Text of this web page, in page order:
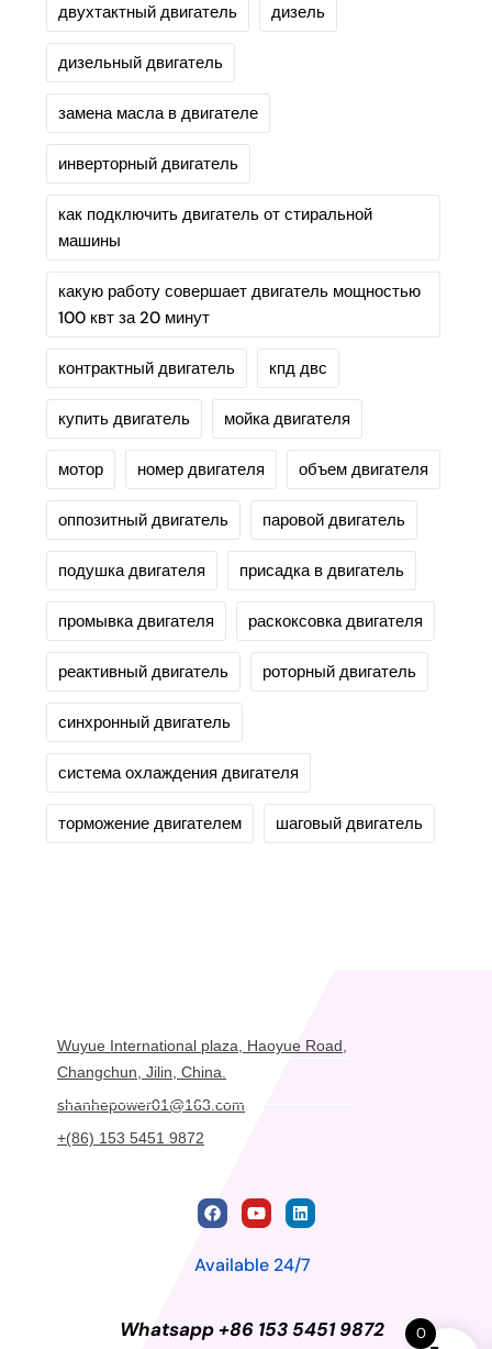
двухтактный двигатель дизель
дизельный двигатель
замена масла в двигателе
инверторный двигатель
как подключить двигатель от стиральной
машины
какую работу совершает двигатель мощностью
100 квт за 20 минут
контрактный двигатель кпд двс
купить двигатель мойка двигателя
мотор номер двигателя объем двигателя
оппозитный двигатель паровой двигатель
подушка двигателя присадка в двигатель
промывка двигателя раскоксовка двигателя
реактивный двигатель роторный двигатель
синхронный двигатель
система охлаждения двигателя
торможение двигателем шаговый двигатель
Wuyue International plaza, Haoyue Road,
Changchun, Jilin, China.
shanhepower01@163.com
+(86) 153 5451 9872
Available 24/7
Whatsapp +86 153 5451 9872 0